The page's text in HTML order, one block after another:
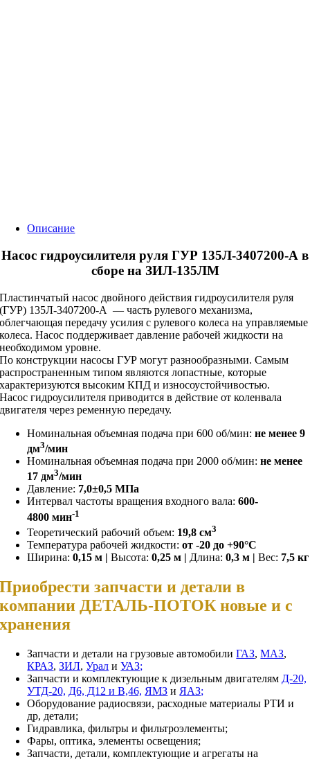
Описание
Насос гидроусилителя руля ГУР 135Л-3407200-А в
сборе на ЗИЛ-135ЛМ
Пластинчатый насос двойного действия гидроусилителя руля
(ГУР) 135Л-3407200-А — часть рулевого механизма,
облегчающая передачу усилия с рулевого колеса на управляемые
колеса. Насос поддерживает давление рабочей жидкости на
необходимом уровне.
По конструкции насосы ГУР могут разнообразными. Самым
распространенным типом являются лопастные, которые
характеризуются высоким КПД и износоустойчивостью.
Насос гидроусилителя приводится в действие от коленвала
двигателя через ременную передачу.
Номинальная объемная подача при 600 об/мин:не менее 9
дм3/мин
Номинальная объемная подача при 2000 об/мин:не менее
17 дм3/мин
Давление: 7,0±0,5 МПа
Интервал частоты вращения входного вала:600-
4800 мин-1
Теоретический рабочий объем: 19,8 см3
Температура рабочей жидкости:от -20 до +90°С
Ширина:0,15 м |Высота:0,25 м | Длина:0,3 м |Вес: 7,5 кг
Приобрести запчасти и детали в
компании ДЕТАЛЬ-ПОТОК новые и с
хранения
Запчасти и детали на грузовые автомобилиГАЗ,МАЗ,
КРАЗ,ЗИЛ,Урал иУАЗ;
Запчасти и комплектующие к дизельным двигателям Д-20,
УТД-20, Д6, Д12 и В,46, ЯМЗ и ЯАЗ;
Оборудование радиосвязи, расходные материалы РТИ и
др, детали;
Гидравлика, фильтры и фильтроэлементы;
Фары, оптика, элементы освещения;
Запчасти, детали, комплектующие и агрегаты на